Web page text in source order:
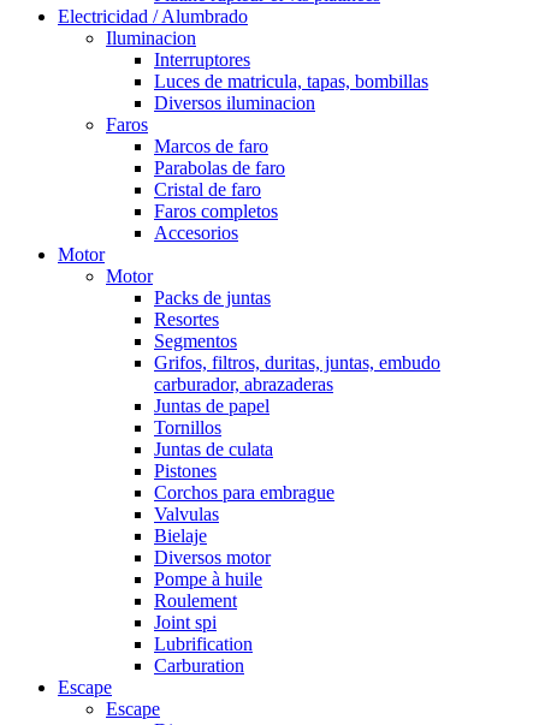
Electricidad / Alumbrado
Iluminacion
Interruptores
Luces de matricula, tapas, bombillas
Diversos iluminacion
Faros
Marcos de faro
Parabolas de faro
Cristal de faro
Faros completos
Accesorios
Motor
Motor
Packs de juntas
Resortes
Segmentos
Grifos, filtros, duritas, juntas, embudo
carburador, abrazaderas
Juntas de papel
Tornillos
Juntas de culata
Pistones
Corchos para embrague
Valvulas
Bielaje
Diversos motor
Pompe à huile
Roulement
Joint spi
Lubrification
Carburation
Escape
Escape